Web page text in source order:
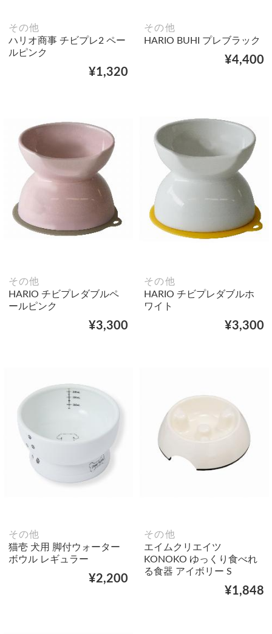
その他
ハリオ商事 チビプレ2 ペー
ルピンク
¥1,320
その他
HARIO BUHI プレブラック
¥4,400
その他
HARIO チビプレダブルペ
ールピンク
¥3,300
その他
HARIO チビプレダブルホ
ワイト
¥3,300
その他
猫壱 犬用 脚付ウォーター
ボウル レギュラー
¥2,200
その他
エイムクリエイツ
KONOKO ゆっくり食べれ
る食器 アイボリー S
¥1,848